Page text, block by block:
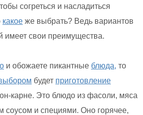
согреться и насладиться
какое же выбрать? Ведь вариантов
имеет свои преимущества.
и обожаете пикантные блюда, то
будет приготовление
карне. Это блюдо из фасоли, мяса
соусом и специями. Оно горячее,